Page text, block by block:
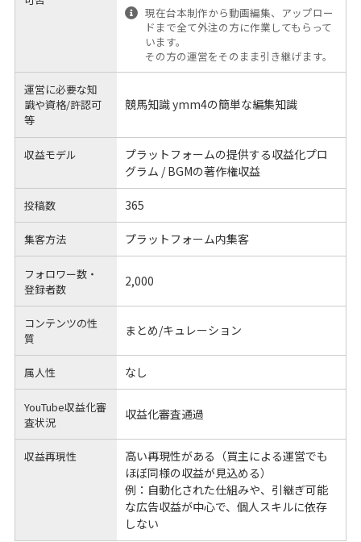
現在台本制作から動画編集、アップロー
ドまで全て外注の方に作業してもらって
います。
その方の運営をそのまま引き継げます。
運営に必要な知
識や資格/許認可
等
競馬知識 ymm4の簡単な編集知識
収益モデル
プラットフォームの提供する収益化プロ
グラム / BGMの著作権収益
投稿数 365
集客方法 プラットフォーム内集客
フォロワー数・
登録者数
2,000
コンテンツの性
質
まとめ/キュレーション
属人性 なし
YouTube収益化審
査状況
収益化審査通過
収益再現性
高い再現性がある（買主による運営でも
ほぼ同様の収益が見込める）
例：自動化された仕組みや、引継ぎ可能
な広告収益が中心で、個人スキルに依存
しない